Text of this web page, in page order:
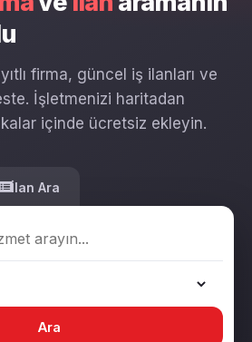
firma, güncel iş ilanları ve
İşletmenizi haritadan
içinde ücretsiz ekleyin.
İlan Ara
Ara